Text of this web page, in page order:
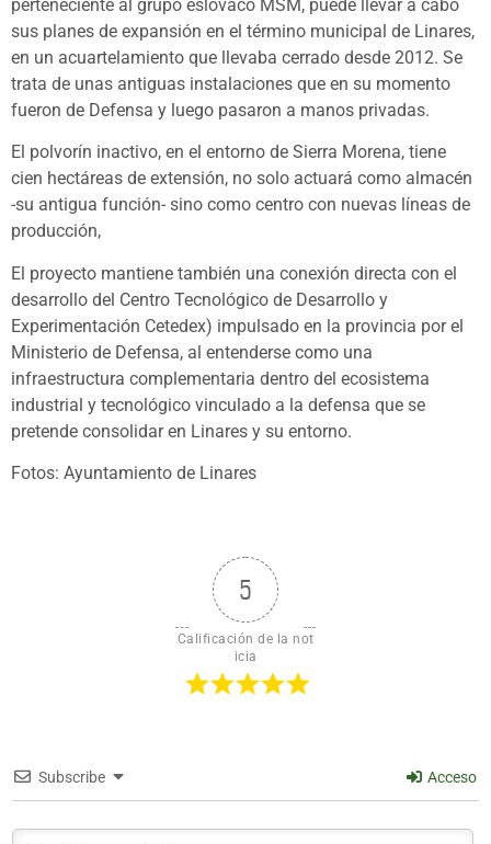
perteneciente al grupo eslovaco MSM, puede llevar a cabo
sus planes de expansión en el término municipal de Linares,
en un acuartelamiento que llevaba cerrado desde 2012. Se
trata de unas antiguas instalaciones que en su momento
fueron de Defensa y luego pasaron a manos privadas.
El polvorín inactivo, en el entorno de Sierra Morena, tiene
cien hectáreas de extensión, no solo actuará como almacén
-su antigua función- sino como centro con nuevas líneas de
producción,
El proyecto mantiene también una conexión directa con el
desarrollo del Centro Tecnológico de Desarrollo y
Experimentación Cetedex) impulsado en la provincia por el
Ministerio de Defensa, al entenderse como una
infraestructura complementaria dentro del ecosistema
industrial y tecnológico vinculado a la defensa que se
pretende consolidar en Linares y su entorno.
Fotos: Ayuntamiento de Linares
5
Calificación de la not
icia
Subscribe Acceso